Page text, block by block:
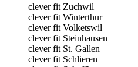
clever fit Zuchwil
clever fit Winterthur
clever fit Volketswil
clever fit Steinhausen
clever fit St. Gallen
clever fit Schlieren